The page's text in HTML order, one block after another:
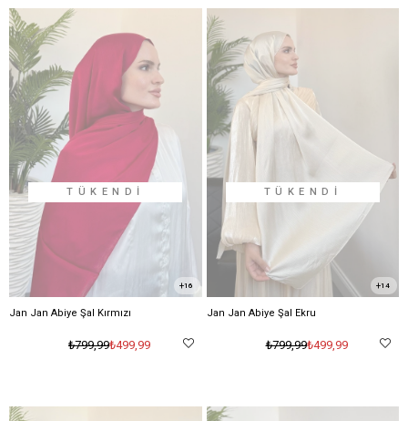
TÜKENDI
Jan Jan Abiye Şal Kırmızı
₺499,99
₺799,99
16
TÜKENDI
Jan Jan Abiye Şal Ekru
₺499,99
₺799,99
14